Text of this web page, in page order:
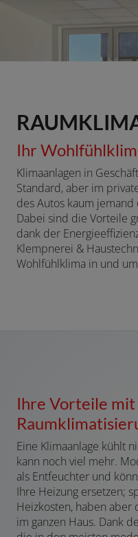
Ihr
Klimaanlagen in
Standard, aber im
des Autos kaum jemand
Dabei sind die Vorteile
dank der
Klempnerei &
Wohlfühlklima in und
Ihre Vorteile
Eine Klimaanlage kühlt
kann noch viel mehr.
als Entfeuchter und
Ihre Heizung ersetzen;
Heizkosten, haben aber
im ganzen Haus. Dank